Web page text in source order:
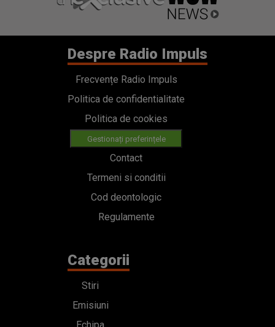
Politica de cookies
Contact
Termeni si conditii
Cod deontologic
Regulamente
Categorii
Stiri
Emisiuni
Echipa
Concursuri
HOT40